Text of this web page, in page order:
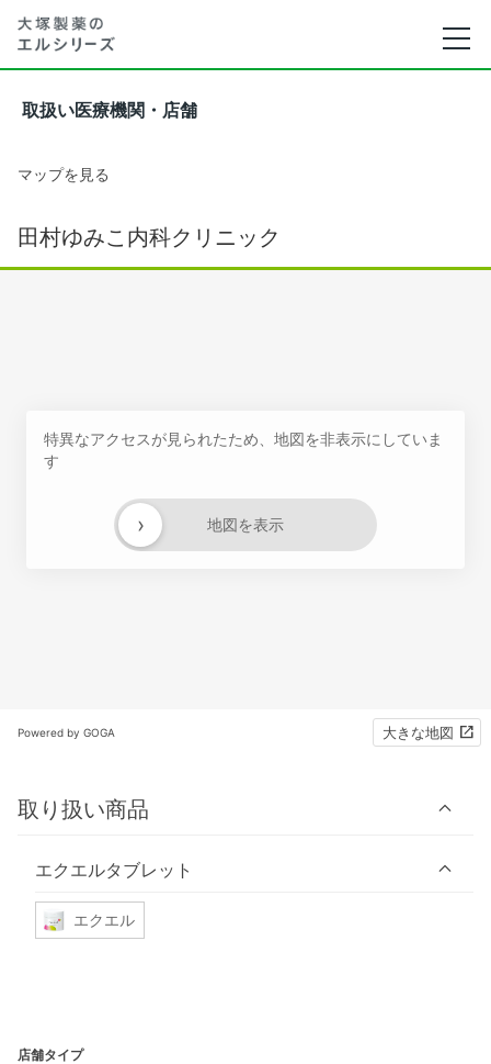
取扱い医療機関・店舗
マップを見る
田村ゆみこ内科クリニック
特異なアクセスが見られたため、地図を非表示にしていま
す
地図を表示
›
Powered by GOGA 大きな地図
取り扱い商品
エクエルタブレット
エクエル
店舗タイプ